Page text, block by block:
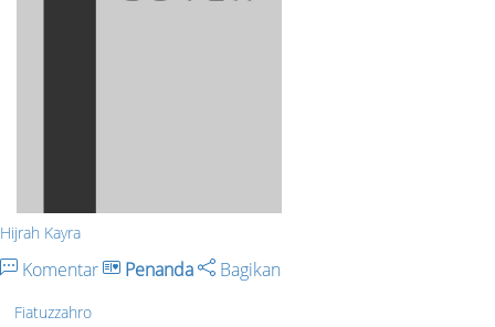
Hijrah Kayra
Komentar Penanda Bagikan
Fiatuzzahro